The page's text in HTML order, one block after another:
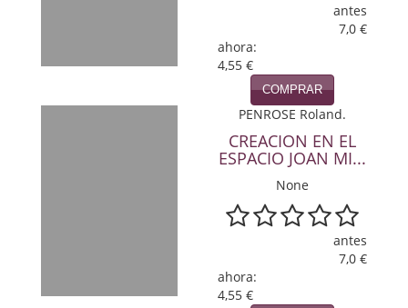
antes
7,0 €
ahora:
4,55 €
COMPRAR
PENROSE Roland.
CREACION EN EL
ESPACIO JOAN MI...
None
antes
7,0 €
ahora:
4,55 €